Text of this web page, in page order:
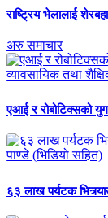
राष्ट्रिय भेलालाई
अरु समाचार
एआई र रोबोटिक्सको
६३ लाख पर्यटक